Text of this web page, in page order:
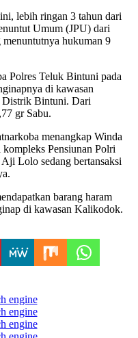
lebih ringan 3 tahun dari
Umum (JPU) dari
hukuman 9
Polres Teluk Bintuni pada
di kawasan
Bintuni. Dari
gr Sabu.
menangkap Winda
Pensiunan Polri
Lolo sedang bertansaksi
barang haram
di kawasan Kalikodok.